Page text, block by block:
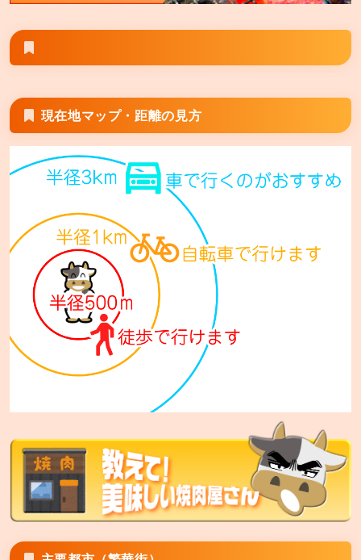
七輪焼肉 安安 旭川末広店
北海道旭川市末広1条 7丁目1-28
七輪焼肉 安安 秋津店
東京都清瀬市野塩5丁目298-5 キッコーマス5ビル2階
七輪焼肉 安安 西宮の沢店【FC】
札幌市手稲区西宮の沢5条1-14-10
七輪焼肉 安安 西日暮里店
東京都荒川区西日暮里5-34-3 ムツミビル1F
七輪焼肉 安安 札幌東区役所前店
札幌市東区北12条7丁目1-15 セレスタ札幌2F
七輪焼肉 安安 比屋根店
沖縄市比屋根6-36-7
七輪焼肉 安安 中城店
中頭郡中城村字南上原590
七輪焼肉 安安 宜野湾店
宜野湾市神山1-5-54
現在地マップ・距離の見方